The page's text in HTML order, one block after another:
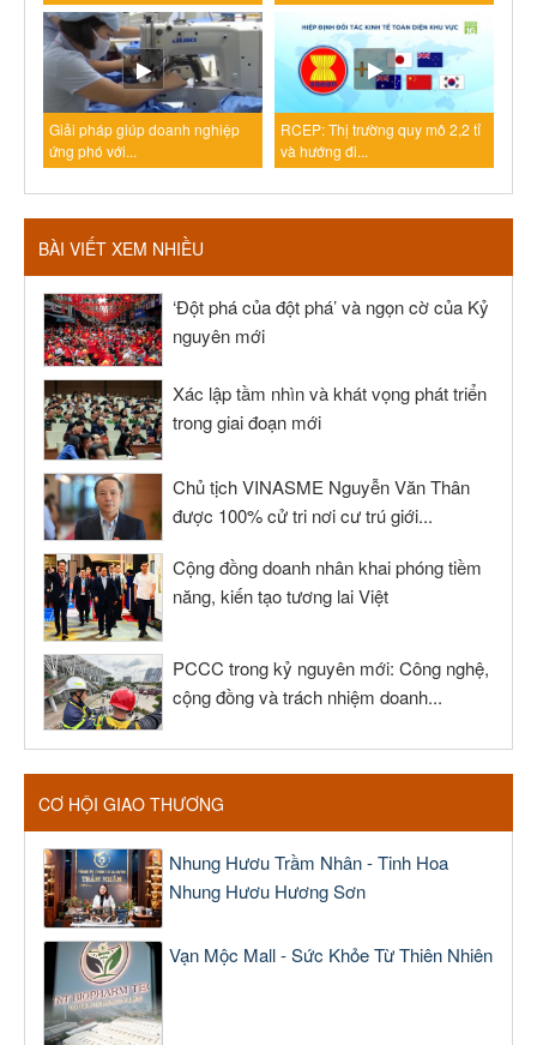
Giải pháp giúp doanh nghiệp
ứng phó với...
RCEP: Thị trường quy mô 2,2 tỉ
và hướng đi...
BÀI VIẾT XEM NHIỀU
‘Đột phá của đột phá’ và ngọn cờ của Kỷ
nguyên mới
Xác lập tầm nhìn và khát vọng phát triển
trong giai đoạn mới
Chủ tịch VINASME Nguyễn Văn Thân
được 100% cử tri nơi cư trú giới...
Cộng đồng doanh nhân khai phóng tiềm
năng, kiến tạo tương lai Việt
PCCC trong kỷ nguyên mới: Công nghệ,
cộng đồng và trách nhiệm doanh...
CƠ HỘI GIAO THƯƠNG
Nhung Hươu Trầm Nhân - Tinh Hoa
Nhung Hươu Hương Sơn
Vạn Mộc Mall - Sức Khỏe Từ Thiên Nhiên